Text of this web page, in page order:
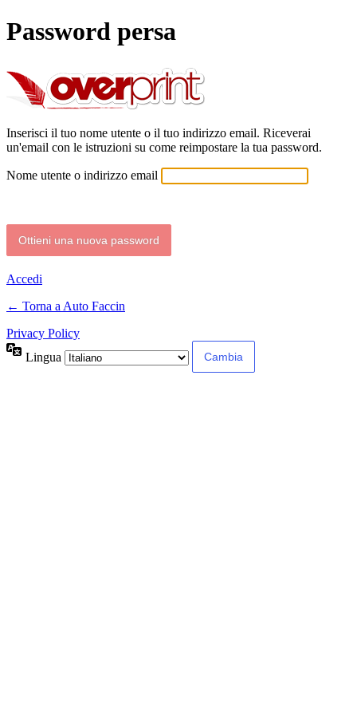
Password persa
Inserisci il tuo nome utente o il tuo indirizzo email. Riceverai
un'email con le istruzioni su come reimpostare la tua password.
Nome utente o indirizzo email
Accedi
← Torna a Auto Faccin
Privacy Policy
Lingua